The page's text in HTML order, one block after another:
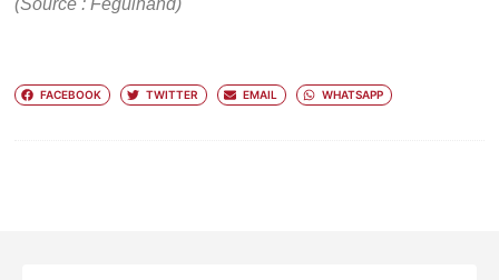
(Source : Feguihand)
FACEBOOK TWITTER EMAIL WHATSAPP